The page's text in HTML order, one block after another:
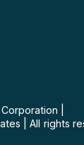
Corporation
All rights